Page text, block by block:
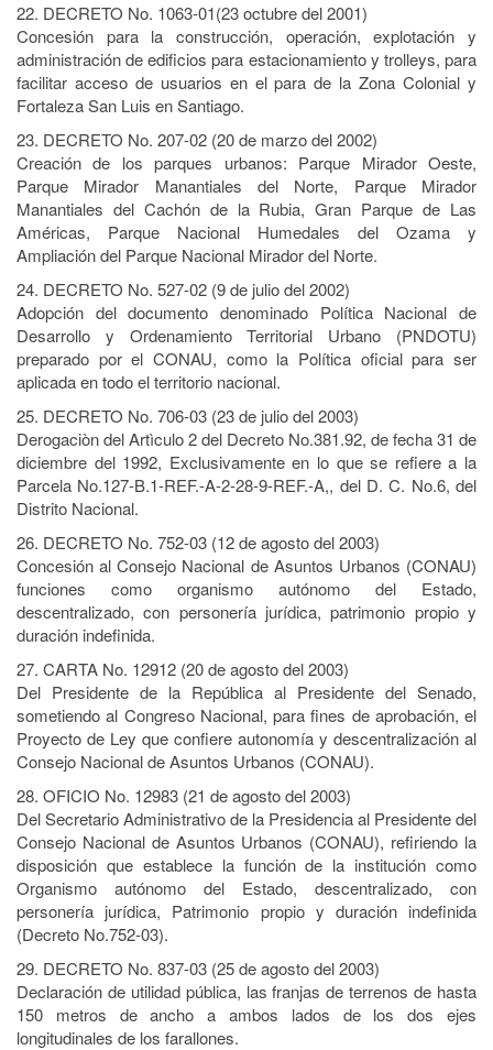
22. DECRETO No. 1063-01(23 octubre del 2001)
Concesión para la construcción, operación, explotación y
administración de edificios para estacionamiento y trolleys, para
facilitar acceso de usuarios en el para de la Zona Colonial y
Fortaleza San Luis en Santiago.
23. DECRETO No. 207-02 (20 de marzo del 2002)
Creación de los parques urbanos: Parque Mirador Oeste,
Parque Mirador Manantiales del Norte, Parque Mirador
Manantiales del Cachón de la Rubia, Gran Parque de Las
Américas, Parque Nacional Humedales del Ozama y
Ampliación del Parque Nacional Mirador del Norte.
24. DECRETO No. 527-02 (9 de julio del 2002)
Adopción del documento denominado Política Nacional de
Desarrollo y Ordenamiento Territorial Urbano (PNDOTU)
preparado por el CONAU, como la Política oficial para ser
aplicada en todo el territorio nacional.
25. DECRETO No. 706-03 (23 de julio del 2003)
Derogaciòn del Artìculo 2 del Decreto No.381.92, de fecha 31 de
diciembre del 1992, Exclusivamente en lo que se refiere a la
Parcela No.127-B.1-REF.-A-2-28-9-REF.-A,, del D. C. No.6, del
Distrito Nacional.
26. DECRETO No. 752-03 (12 de agosto del 2003)
Concesión al Consejo Nacional de Asuntos Urbanos (CONAU)
funciones como organismo autónomo del Estado,
descentralizado, con personería jurídica, patrimonio propio y
duración indefinida.
27. CARTA No. 12912 (20 de agosto del 2003)
Del Presidente de la República al Presidente del Senado,
sometiendo al Congreso Nacional, para fines de aprobación, el
Proyecto de Ley que confiere autonomía y descentralización al
Consejo Nacional de Asuntos Urbanos (CONAU).
28. OFICIO No. 12983 (21 de agosto del 2003)
Del Secretario Administrativo de la Presidencia al Presidente del
Consejo Nacional de Asuntos Urbanos (CONAU), refiriendo la
disposición que establece la función de la institución como
Organismo autónomo del Estado, descentralizado, con
personería jurídica, Patrimonio propio y duración indefinida
(Decreto No.752-03).
29. DECRETO No. 837-03 (25 de agosto del 2003)
Declaración de utilidad pública, las franjas de terrenos de hasta
150 metros de ancho a ambos lados de los dos ejes
longitudinales de los farallones.